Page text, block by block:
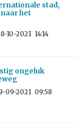
stad,
het
10-2021 14:14
ongeluk
09-2021 09:58